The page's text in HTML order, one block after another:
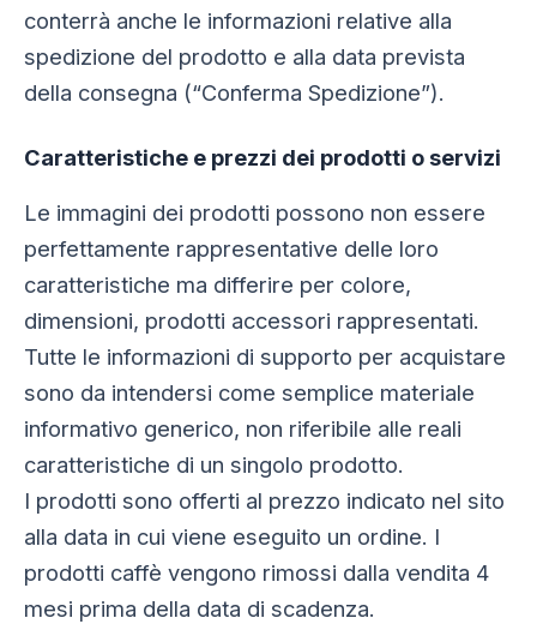
conterrà anche le informazioni relative alla
spedizione del prodotto e alla data prevista
della consegna (“Conferma Spedizione”).
Caratteristiche e prezzi dei prodotti o servizi
Le immagini dei prodotti possono non essere
perfettamente rappresentative delle loro
caratteristiche ma differire per colore,
dimensioni, prodotti accessori rappresentati.
Tutte le informazioni di supporto per acquistare
sono da intendersi come semplice materiale
informativo generico, non riferibile alle reali
caratteristiche di un singolo prodotto.
I prodotti sono offerti al prezzo indicato nel sito
alla data in cui viene eseguito un ordine. I
prodotti caffè vengono rimossi dalla vendita 4
mesi prima della data di scadenza.